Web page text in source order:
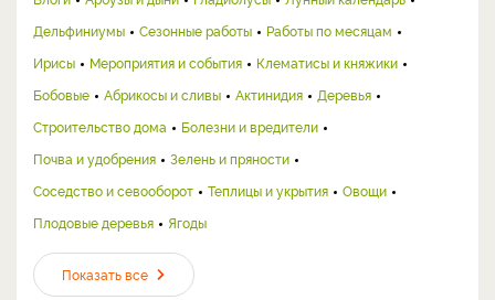
Дельфиниумы
Сезонные работы
Работы по месяцам
Ирисы
Мероприятия и события
Клематисы и княжики
Бобовые
Абрикосы и сливы Актинидия
Деревья
Строительство дома
Болезни и вредители
Почва и удобрения
Зелень и пряности
Соседство и севооборот
Теплицы и укрытия
Овощи
Плодовые деревья
Ягоды
Показать все